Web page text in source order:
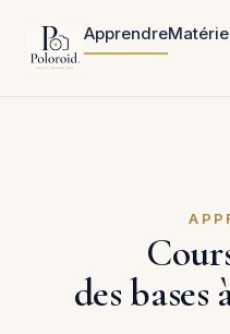
Apprendre
des